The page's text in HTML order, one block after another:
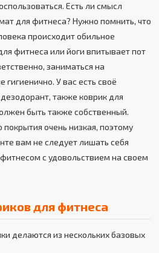
Есть ли смысл
для фитнеса? Нужно помнить, что
происходит обильное
фитнеса или йоги впитывает пот
заниматься на
У вас есть своё
также коврик для
быть также собственный.
покрытия очень низкая, поэтому
вам не следует лишать себя
с удовольствием на своем
для фитнеса
делаются из нескольких базовых